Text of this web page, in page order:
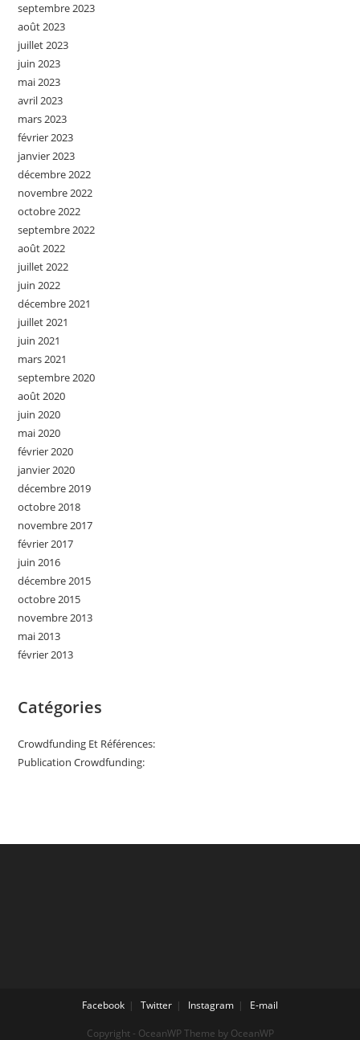
septembre 2023
août 2023
juillet 2023
juin 2023
mai 2023
avril 2023
mars 2023
février 2023
janvier 2023
décembre 2022
novembre 2022
octobre 2022
septembre 2022
août 2022
juillet 2022
juin 2022
décembre 2021
juillet 2021
juin 2021
mars 2021
septembre 2020
août 2020
juin 2020
mai 2020
février 2020
janvier 2020
décembre 2019
octobre 2018
novembre 2017
février 2017
juin 2016
décembre 2015
octobre 2015
novembre 2013
mai 2013
février 2013
Catégories
Crowdfunding Et Références:
Publication Crowdfunding:
Facebook Twitter Instagram E-mail
Copyright - OceanWP Theme by OceanWP